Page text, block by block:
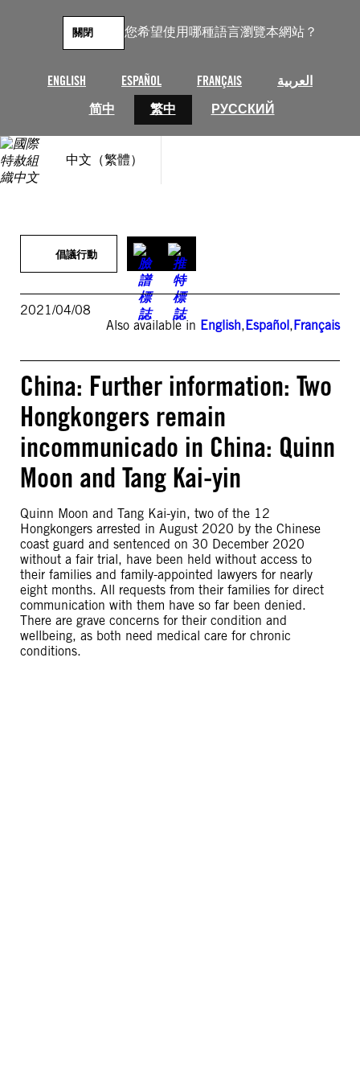
您希望使用哪種語言瀏覽本網站？
ENGLISH ESPAÑOL FRANÇAIS
العربية
简中
繁中 РУССКИЙ
關閉
中文（繁體）
倡議行動
2021/04/08
Also available in English,Español,Français
China: Further information: Two
Hongkongers remain
incommunicado in China: Quinn
Moon and Tang Kai-yin
Quinn Moon and Tang Kai-yin, two of the 12
Hongkongers arrested in August 2020 by the Chinese
coast guard and sentenced on 30 December 2020
without a fair trial, have been held without access to
their families and family-appointed lawyers for nearly
eight months. All requests from their families for direct
communication with them have so far been denied.
There are grave concerns for their condition and
wellbeing, as both need medical care for chronic
conditions.